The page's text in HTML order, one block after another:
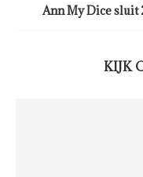
Ann My Dice sluit
KIJK